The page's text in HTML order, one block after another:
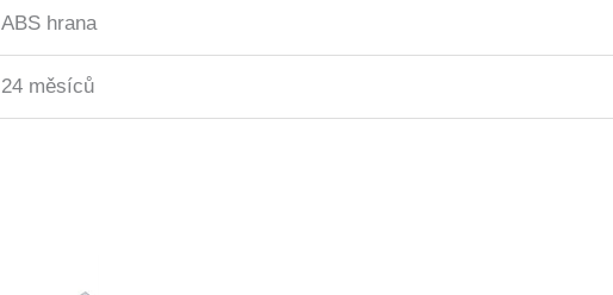
ABS hrana
24 měsíců